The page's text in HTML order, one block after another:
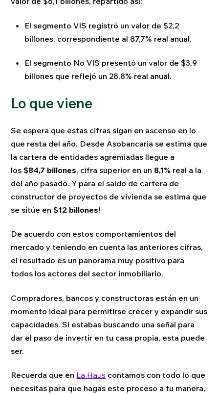
El segmento VIS registró un valor de $2,2
billones, correspondiente al 87,7% real anual.
El segmento No VIS presentó un valor de $3,9
billones que reflejó un 28,8% real anual.
Lo que viene
Se espera que estas cifras sigan en ascenso en lo
que resta del año. Desde Asobancaria se estima que
la cartera de entidades agremiadas llegue a
los $84,7 billones, cifra superior en un 8,1% real a la
del año pasado. Y para el saldo de cartera de
constructor de proyectos de vivienda se estima que
se sitúe en $12 billones!
De acuerdo con estos comportamientos del
mercado y teniendo en cuenta las anteriores cifras,
el resultado es un panorama muy positivo para
todos los actores del sector inmobiliario.
Compradores, bancos y constructoras están en un
momento ideal para permitirse crecer y expandir sus
capacidades. Si estabas buscando una señal para
dar el paso de invertir en tu casa propia, esta puede
ser.
Recuerda que en La Haus contamos con todo lo que
necesitas para que hagas este proceso a tu manera,